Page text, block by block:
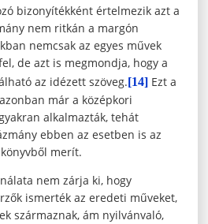
bizonyítékként értelmezik azt a
nem ritkán a margón
nemcsak az egyes művek
de azt is megmondja, hogy a
az idézett szöveg.[14]Ezt a
már a középkori
alkalmazták, tehát
ebben az esetben is az
merít.
nem zárja ki, hogy
ismerték az eredeti műveket,
származnak, ám nyilvánvaló,